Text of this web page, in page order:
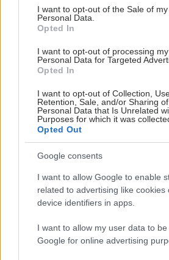
consent section.
I want to opt-out of the Sale of my
Personal Data.
Opted In
I want to opt-out of processing my
Personal Data for Targeted
Opted In
I want to opt-out of Collection,
Retention, Sale, and/or Sharing
Personal Data that Is Unrelated
Purposes for which it was
Opted Out
Google consents
I want to allow Google to enable
related to advertising like cookies
device identifiers in apps.
I want to allow my user data to
Google for online advertising
Φρούτα, σακχαρώδης διαβήτης
Αδ. Γεωργιάδης στη Ρόδο: ''Σε
για την αντιμετώπιση των
προσωπικού
Γλαύκωμα
Προσθέστε το iatronet.gr στο